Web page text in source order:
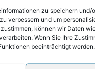
zu speichern und/
verbessern und um
können wir Daten
Wenn Sie Ihre
beeinträchtigt werden.